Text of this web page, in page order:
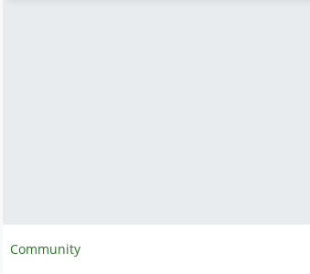
Community